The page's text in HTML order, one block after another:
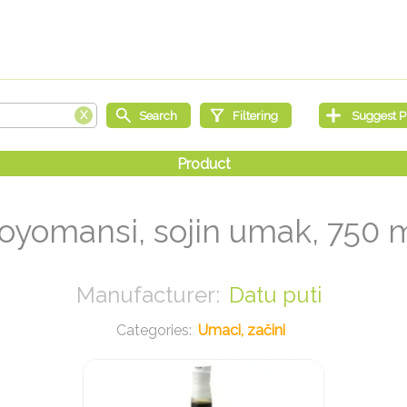
sojin umak, 750
Datu puti
Umaci, začini